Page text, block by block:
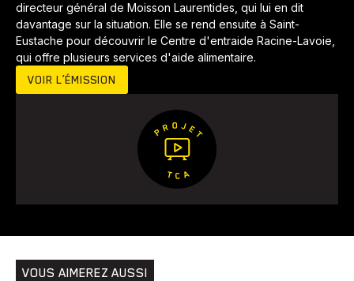
directeur général de Moisson Laurentides, qui lui en dit
davantage sur la situation. Elle se rend ensuite à Saint-
Eustache pour découvrir le Centre d'entraide Racine-Lavoie,
qui offre plusieurs services d'aide alimentaire.
VOIR L’ÉMISSION
VOUS AIMEREZ AUSSI